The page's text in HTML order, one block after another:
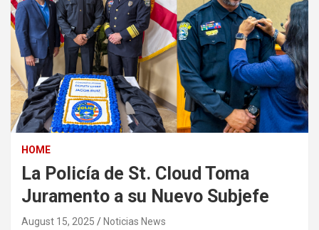
HOME
La Policía de St. Cloud Toma
Juramento a su Nuevo Subjefe
August 15, 2025 Noticias News